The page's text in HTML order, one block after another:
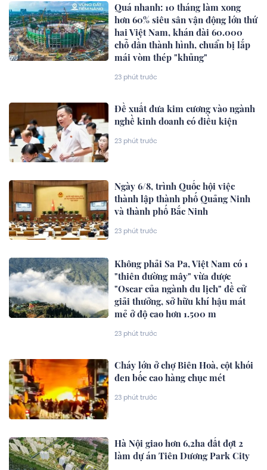
Quá nhanh: 10 tháng làm xong
hơn 60% siêu sân vận động lớn thứ
hai Việt Nam, khán đài 60.000
chỗ dần thành hình, chuẩn bị lắp
mái vòm thép "khủng"
23 phút trước
Đề xuất đưa kim cương vào ngành
nghề kinh doanh có điều kiện
23 phút trước
Ngày 6/8, trình Quốc hội việc
thành lập thành phố Quảng Ninh
và thành phố Bắc Ninh
23 phút trước
Không phải Sa Pa, Việt Nam có 1
"thiên đường mây" vừa được
"Oscar của ngành du lịch" đề cử
giải thưởng, sở hữu khí hậu mát
mẻ ở độ cao hơn 1.500 m
23 phút trước
Cháy lớn ở chợ Biên Hoà, cột khói
đen bốc cao hàng chục mét
23 phút trước
Hà Nội giao hơn 6,2ha đất đợt 2
làm dự án Tiên Dương Park City